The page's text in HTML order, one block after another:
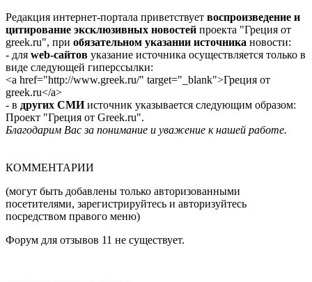
Редакция интернет-портала приветствует воспроизведение и
цитирование эксклюзивных новостей проекта "Греция от
greek.ru", при обязательном указании источника новости:
- для web-сайтов указание источника осуществляется только в
виде следующей гиперссылки:
<a href="http://www.greek.ru/" target="_blank">Греция от
greek.ru</a>
- в других СМИисточник указывается следующим образом:
Проект "Греция от Greek.ru".
Благодарим Вас за понимание и уважение к нашей работе.
КОММЕНТАРИИ
(могут быть добавлены только авторизованными
посетителями, зарегистрируйтесь и авторизуйтесь
посредством правого меню)
Форум для отзывов 11 не существует.